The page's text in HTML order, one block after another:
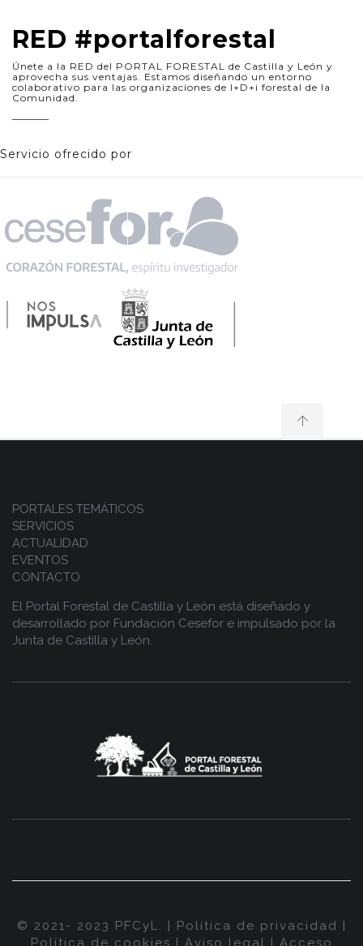
RED #portalforestal
Únete a la RED del PORTAL FORESTAL de Castilla y León y
aprovecha sus ventajas. Estamos diseñando un entorno
colaborativo para las organizaciones de I+D+i forestal de la
Comunidad.
Servicio ofrecido por
PORTALES TEMÁTICOS
SERVICIOS
ACTUALIDAD
EVENTOS
CONTACTO
El Portal Forestal de Castilla y León está diseñado y
desarrollado por Fundación Cesefor e impulsado por la
Junta de Castilla y León.
© 2021- 2023 PFCyL. | Política de privacidad |
Política de cookies | Aviso legal | Acceso